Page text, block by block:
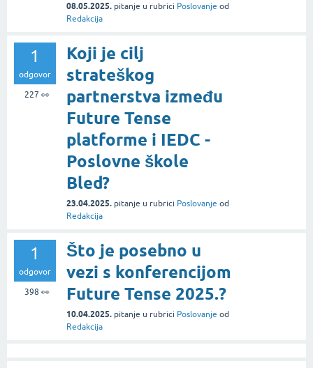
08.05.2025. pitanje u rubrici Poslovanje od
Redakcija
1
odgovor
227 👀
Koji je cilj
strateškog
partnerstva između
Future Tense
platforme i IEDC -
Poslovne škole
Bled?
23.04.2025. pitanje u rubrici Poslovanje od
Redakcija
1
odgovor
398 👀
Što je posebno u
vezi s konferencijom
Future Tense 2025.?
10.04.2025. pitanje u rubrici Poslovanje od
Redakcija